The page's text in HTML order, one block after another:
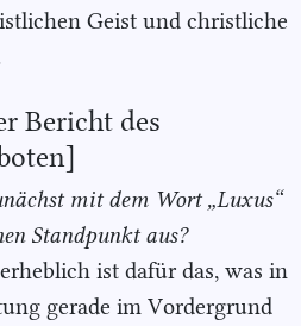
Geist und christliche
Bericht des
mit dem Wort „Luxus“
Standpunkt aus?
ist dafür das, was in
gerade im Vordergrund